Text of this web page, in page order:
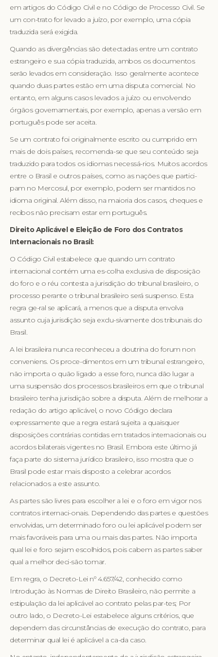
em artigos do Código Civil e no Código de Processo Civil. Se
um con-trato for levado a juízo, por exemplo, uma cópia
traduzida será exigida.
Quando as divergências são detectadas entre um contrato
estrangeiro e sua cópia traduzida, ambos os documentos
serão levados em consideração. Isso geralmente acontece
quando duas partes estão em uma disputa comercial. No
entanto, em alguns casos levados a juízo ou envolvendo
órgãos governamentais, por exemplo, apenas a versão em
português pode ser aceita.
Se um contrato foi originalmente escrito ou cumprido em
mais de dois países, recomenda-se que seu conteúdo seja
traduzido para todos os idiomas necessá-rios. Muitos acordos
entre o Brasil e outros países, como as nações que partici-
pam no Mercosul, por exemplo, podem ser mantidos no
idioma original. Além disso, na maioria dos casos, cheques e
recibos não precisam estar em português.
Direito Aplicável e Eleição de Foro dos Contratos
Internacionais no Brasil:
O Código Civil estabelece que quando um contrato
internacional contém uma es-colha exclusiva de disposição
do foro e o réu contesta a jurisdição do tribunal brasileiro, o
processo perante o tribunal brasileiro será suspenso. Esta
regra ge-ral se aplicará, a menos que a disputa envolva
assunto cuja jurisdição seja exclu-sivamente dos tribunais do
Brasil.
A lei brasileira nunca reconheceu a doutrina do forum non
conveniens. Os proce-dimentos em um tribunal estrangeiro,
não importa o quão ligado a esse foro, nunca dão lugar a
uma suspensão dos processos brasileiros em que o tribunal
brasileiro tenha jurisdição sobre a disputa. Além de melhorar a
redação do artigo aplicável, o novo Código declara
expressamente que a regra estará sujeita a quaisquer
disposições contrárias contidas em tratados internacionais ou
acordos bilaterais vigentes no Brasil. Embora este último já
faça parte do sistema jurídico brasileiro, isso mostra que o
Brasil pode estar mais disposto a celebrar acordos
relacionados a este assunto.
As partes são livres para escolher a lei e o foro em vigor nos
contratos internaci-onais. Dependendo das partes e questões
envolvidas, um determinado foro ou lei aplicável podem ser
mais favoráveis para uma ou mais das partes. Não importa
qual lei e foro sejam escolhidos, pois cabem as partes saber
qual a melhor deci-são tomar.
Em regra, o Decreto-Lei nº 4.657/42, conhecido como
Introdução às Normas de Direito Brasileiro, não permite a
estipulação da lei aplicável ao contrato pelas par-tes; Por
outro lado, o Decreto-Lei estabelece alguns critérios, que
dependem das circunstâncias de execução do contrato, para
determinar qual lei é aplicável a ca-da caso.